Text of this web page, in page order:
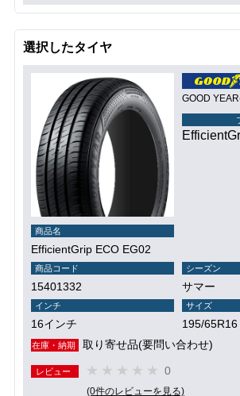
選択したタイヤ
GOOD
商品名
EfficientGrip ECO EG02
商品コード
15401332
シーズン
サマー
インチ
16インチ
サイズ
195/65R16
在庫・納期 取り寄せ品(要問い合わせ)
レビュー 0
(0件のレビューを見る)